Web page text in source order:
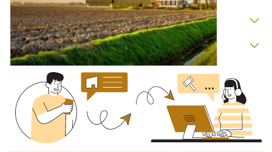
Ricerche correlate
Ricerche correlate